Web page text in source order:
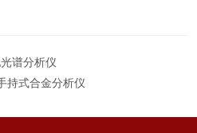
谱分析仪
持式合金分析仪